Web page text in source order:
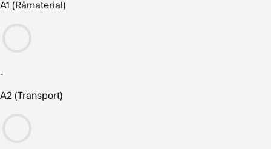
A1 (Råmaterial)
-
A2 (Transport)